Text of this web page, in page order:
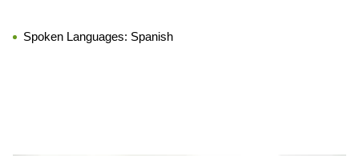
Spoken Languages: Spanish